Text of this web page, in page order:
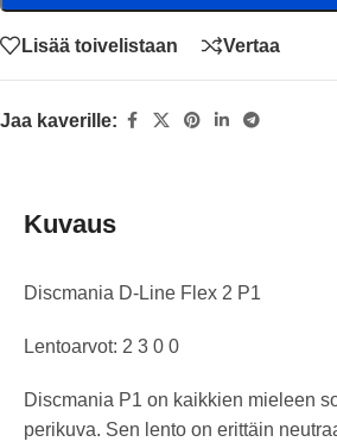
Lisää toivelistaan Vertaa
Jaa kaverille:
Kuvaus
Discmania D-Line Flex 2 P1
Lentoarvot: 2 3 0 0
Discmania P1 on kaikkien mieleen
perikuva. Sen lento on erittäin